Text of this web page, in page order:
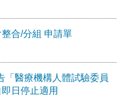
合/分組 申請單
「醫療機構人體試驗委員
日停止適用